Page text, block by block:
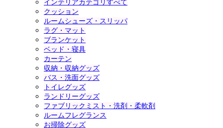
インテリアカテゴリすべて
クッション
ルームシューズ・スリッパ
ラグ・マット
ブランケット
ベッド・寝具
カーテン
収納・収納グッズ
バス・洗面グッズ
トイレグッズ
ランドリーグッズ
ファブリックミスト・洗剤・柔軟剤
ルームフレグランス
お掃除グッズ